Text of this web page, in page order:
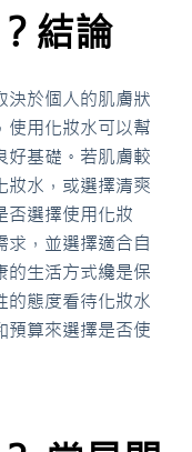
結論
決於個人的肌膚狀
使用化妝水可以幫
好基礎。若肌膚較
妝水，或選擇清爽
否選擇使用化妝
求，並選擇適合自
的生活方式纔是保
的態度看待化妝水
預算來選擇是否使